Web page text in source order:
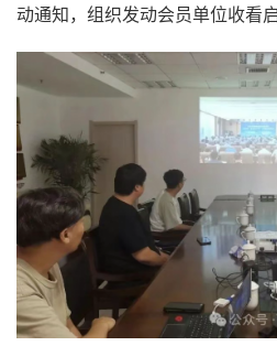
动通知，组织发动会员单位收看